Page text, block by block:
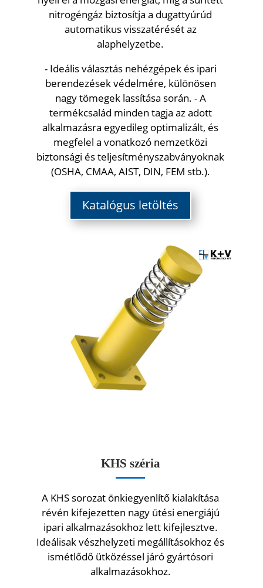
nitrogéngáz biztosítja a dugattyúrúd
automatikus visszatérését az
alaphelyzetbe.
- Ideális választás nehézgépek és ipari
berendezések védelmére, különösen
nagy tömegek lassítása során. - A
termékcsalád minden tagja az adott
alkalmazásra egyedileg optimalizált, és
megfelel a vonatkozó nemzetközi
biztonsági és teljesítményszabványoknak
(OSHA, CMAA, AIST, DIN, FEM stb.).
Katalógus letöltés
KHS széria
A KHS sorozat önkiegyenlítő kialakítása
révén kifejezetten nagy ütési energiájú
ipari alkalmazásokhoz lett kifejlesztve.
Ideálisak vészhelyzeti megállításokhoz és
ismétlődő ütközéssel járó gyártósori
alkalmazásokhoz.